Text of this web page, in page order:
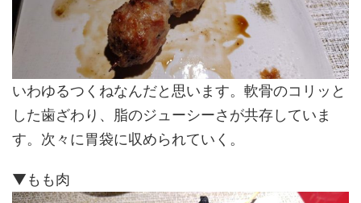
いわゆるつくねなんだと思います。軟骨のコリッと
した歯ざわり、脂のジューシーさが共存していま
す。次々に胃袋に収められていく。
▼もも肉